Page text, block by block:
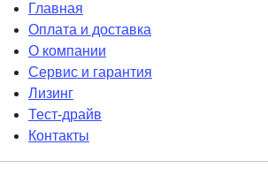
Главная
Оплата и доставка
О компании
Сервис и гарантия
Лизинг
Тест-драйв
Контакты